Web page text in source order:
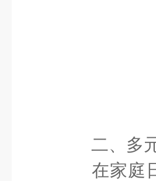
二、多元
在家庭日